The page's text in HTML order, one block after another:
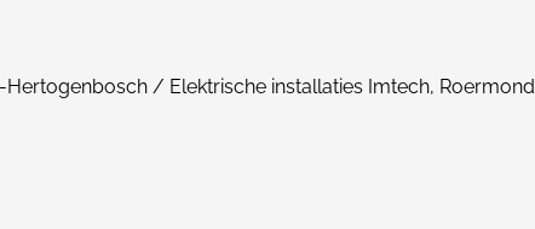
Hertogenbosch / Elektrische installaties Imtech, Roermond